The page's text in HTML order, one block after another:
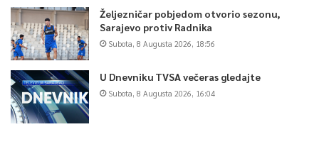
Željezničar pobjedom otvorio sezonu,
Sarajevo protiv Radnika
Subota, 8 Augusta 2026, 18:56
U Dnevniku TVSA večeras gledajte
Subota, 8 Augusta 2026, 16:04